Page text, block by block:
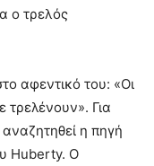
ο τρελός
αφεντικό του: «Oι
τρελένουν». Για
η πηγή
Huberty. O